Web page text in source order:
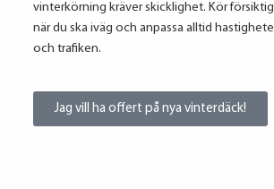
vinterkörning kräver skicklighet. Kör
när du ska iväg och anpassa alltid
och trafiken.
Jag vill ha offert på nya vinterdäck!